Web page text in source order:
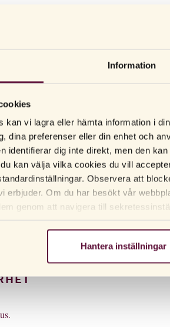
Information
kan vi lagra eller hämta information i
dina preferenser eller din enhet och
identifierar dig inte direkt, men den
kan välja vilka cookies du vill
Observera att
erbjuder. Om du har besökt vår
genom att navigera till
Hantera inställningar
knottriga och släta kondomer.
som är överkänsliga för latex.
vatten- eller silikonbaserat glidmedel.
och vissa pessar) kan skada kondomen.
eller för att undvika fläckar m.m.
mot både graviditet och sexuellt